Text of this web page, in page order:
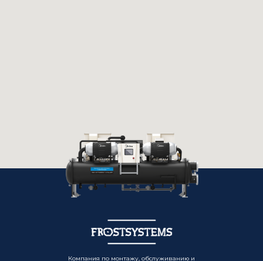
Компания по монтажу, обслуживанию и